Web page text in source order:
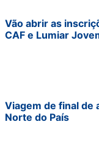
Vão abrir as
CAF e Lumiar
Viagem de final de
Norte do País